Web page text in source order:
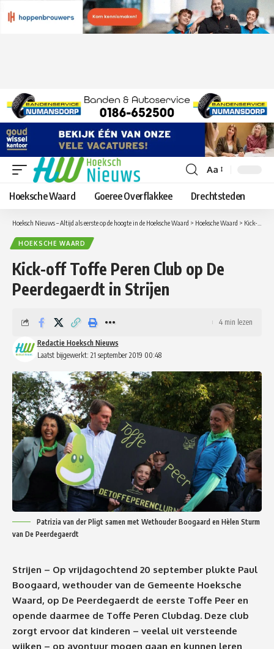
Lettergrootte
aanpassen
Aa
Hoeksche Waard Goeree Overflakkee Drechtsteden
Hoeksch Nieuws – Altijd als eerste op de hoogte in de Hoeksche Waard > Hoeksche Waard > Kick-off Toffe Peren Club op De Peerdegaerdt in Strijen
HOEKSCHE WAARD
Kick-off Toffe Peren Club op De
Peerdegaerdt in Strijen
Laatst bijgewerkt: 21 september 2019 00:48
Redactie Hoeksch Nieuws
4 min lezen
Patrizia van der Pligt samen met Wethouder Boogaard en Hèlen Sturm
van De Peerdegaerdt
Strijen – Op vrijdagochtend 20 september plukte Paul
Boogaard, wethouder van de Gemeente Hoeksche
Waard, op De Peerdegaerdt de eerste Toffe Peer en
opende daarmee de Toffe Peren Clubdag. Deze club
zorgt ervoor dat kinderen – veelal uit versteende
wijken – op avontuur mogen gaan en kunnen leren